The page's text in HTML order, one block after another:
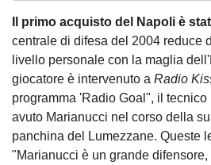
Il primo acquisto del Napoli è
centrale di difesa del 2004 reduce
livello personale con la maglia
giocatore è intervenuto a Radio
programma 'Radio Goal", il tecnico
avuto Marianucci nel corso della
panchina del Lumezzane. Queste
"Marianucci è un grande